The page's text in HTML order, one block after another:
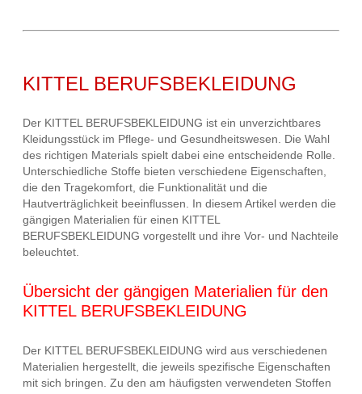
KITTEL BERUFSBEKLEIDUNG
Der KITTEL BERUFSBEKLEIDUNG ist ein unverzichtbares
Kleidungsstück im Pflege- und Gesundheitswesen. Die Wahl
des richtigen Materials spielt dabei eine entscheidende Rolle.
Unterschiedliche Stoffe bieten verschiedene Eigenschaften,
die den Tragekomfort, die Funktionalität und die
Hautverträglichkeit beeinflussen. In diesem Artikel werden die
gängigen Materialien für einen KITTEL
BERUFSBEKLEIDUNG vorgestellt und ihre Vor- und Nachteile
beleuchtet.
Übersicht der gängigen Materialien für den
KITTEL BERUFSBEKLEIDUNG
Der KITTEL BERUFSBEKLEIDUNG wird aus verschiedenen
Materialien hergestellt, die jeweils spezifische Eigenschaften
mit sich bringen. Zu den am häufigsten verwendeten Stoffen